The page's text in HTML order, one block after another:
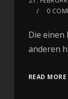
0
Die einen
anderen
READ MORE